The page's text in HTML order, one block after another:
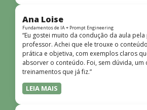
Ana Loise
Fundamentos de IA + Prompt Engineering
“Eu gostei muito da condução da aula
professor. Achei que ele trouxe o
prática e objetiva, com exemplos claros
absorver o conteúdo. Foi, sem dúvida, um
treinamentos que já fiz.”
LEIA MAIS